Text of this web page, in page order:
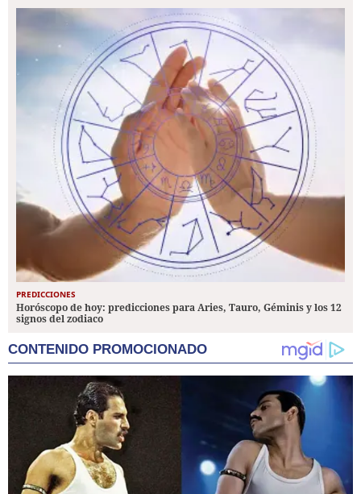
PREDICCIONES
Horóscopo de hoy: predicciones para Aries, Tauro, Géminis y los 12
signos del zodiaco
CONTENIDO PROMOCIONADO